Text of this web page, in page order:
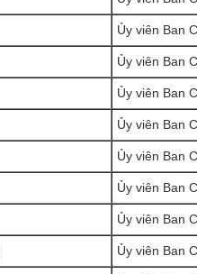
Ủy viên Ban
Ủy viên Ban
Ủy viên Ban
Ủy viên Ban
Ủy viên Ban
Ủy viên Ban
Ủy viên Ban
Ủy viên Ban